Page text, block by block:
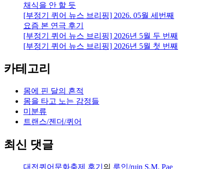
채식을 안 할 듯
[부정기 퀴어 뉴스 브리핑] 2026. 05월 세번째
요즘 본 연극 후기
[부정기 퀴어 뉴스 브리핑] 2026년 5월 두 번째
[부정기 퀴어 뉴스 브리핑] 2026년 5월 첫 번째
카테고리
몸에 핀 달의 흔적
몸을 타고 노는 감정들
미분류
트랜스/젠더/퀴어
최신 댓글
대전퀴어문화축제 후기 의 루인/ruin S.M. Pae